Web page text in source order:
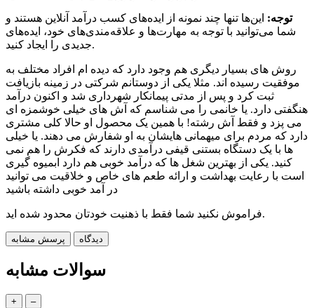
توجه: این‌ها تنها چند نمونه از ایده‌های کسب درآمد آنلاین هستند و
شما می‌توانید با توجه به مهارت‌ها و علاقه‌مندی‌های خود، ایده‌های
جدیدی را ایجاد کنید.
روش های بسیار دیگری هم وجود دارد که دیده ام افراد مختلف به
موفقیت رسیده اند. مثلا یکی از دوستانم شرکتی در زمینه بازیافت
ثبت کرد و پس از مدتی پیمانکار شهرداری شد و اکنون درآمد
هنگفتی دارد. یا خانمی را می شناسم که آش های خیلی خوشمزه ای
می پزد و فقط آش رشته! با همین یک محصول او حالا کلی مشتری
دارد که مردم برای میهمانی هایشان به او شفارش می دهند. یا خیلی
ها با یک دستگاه بستنی قیفی درآمدی دارند که فکرش را هم نمی
کنید. یکی از بهترین شغل ها که درآمد خوبی هم دارد ابمیوه گیری
است با رعایت بهداشت و ارائه طعم های خاص و خلاقیت می توانید
در آمد خوبی داشته باشید
فراموش نکنید شما فقط با ذهنیت خودتان محدود شده اید.
سوالات مشابه